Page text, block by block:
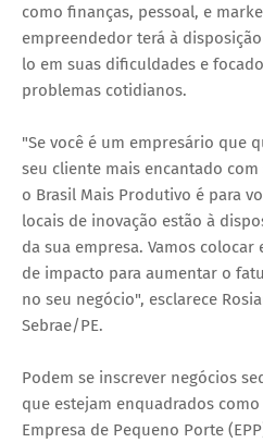
como finanças, pessoal, e
empreendedor terá à
lo em suas dificuldades e
problemas cotidianos.
"Se você é um empresário que
seu cliente mais encantado
o Brasil Mais Produtivo é para
locais de inovação estão à
da sua empresa. Vamos
de impacto para aumentar o
no seu negócio", esclarece
Sebrae/PE.
Podem se inscrever negócios
que estejam enquadrados
Empresa de Pequeno Porte